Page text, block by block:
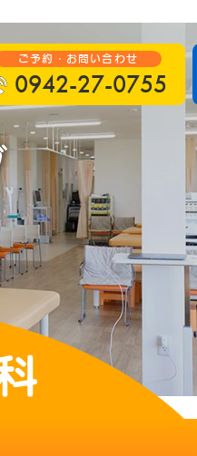
ご予約・お問い合わせ
0942-27-0755